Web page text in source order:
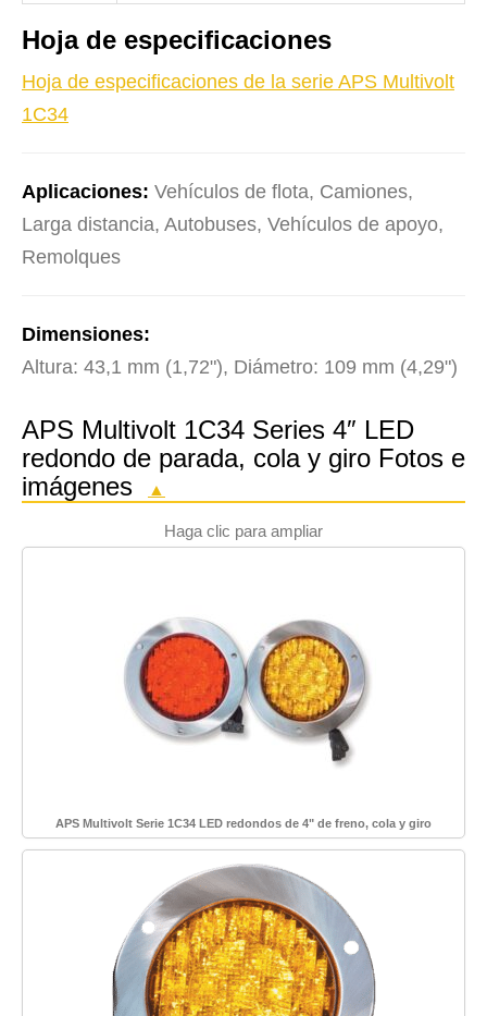
Hoja de especificaciones
Hoja de especificaciones de la serie APS Multivolt
1C34
Aplicaciones: Vehículos de flota, Camiones,
Larga distancia, Autobuses, Vehículos de apoyo,
Remolques
Dimensiones:
Altura: 43,1 mm (1,72"), Diámetro: 109 mm (4,29")
APS Multivolt 1C34 Series 4″ LED
redondo de parada, cola y giro Fotos e
imágenes
▲
Haga clic para ampliar
APS Multivolt Serie 1C34 LED redondos de 4" de freno, cola y giro